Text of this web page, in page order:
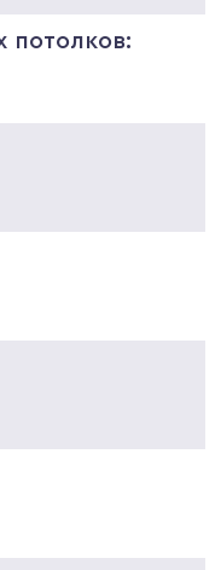
потолков: